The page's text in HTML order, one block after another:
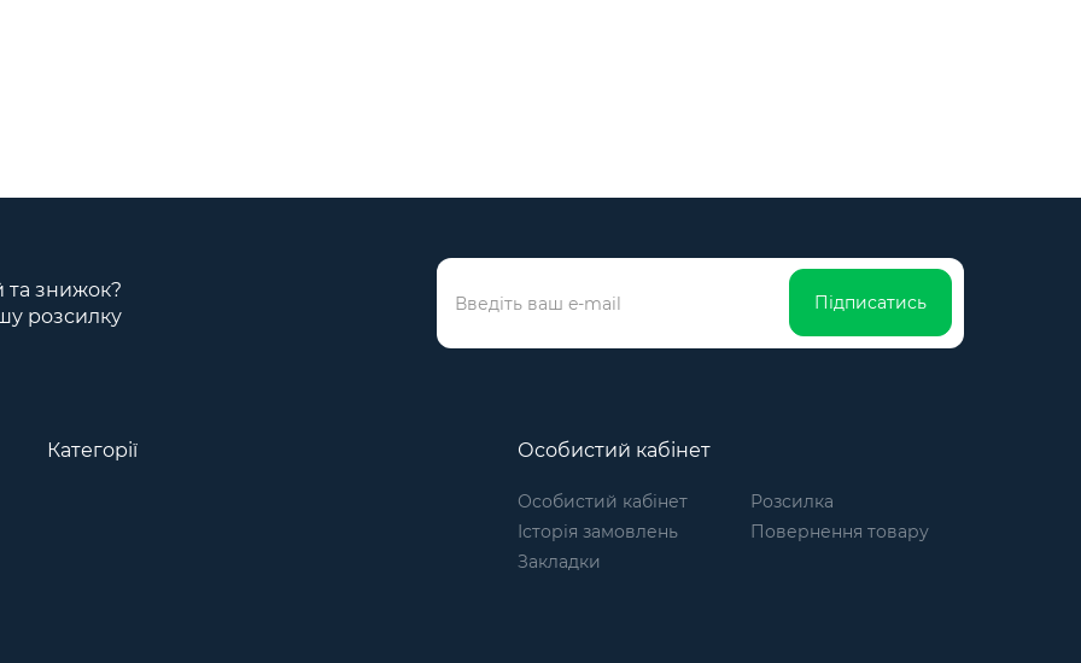
та знижок?
розсилку
Підписатись
Категорії Особистий кабінет
Особистий кабінет
Історія замовлень
Закладки
Розсилка
Повернення товару